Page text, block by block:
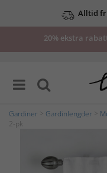
Alltid
20% ekstra
Gardiner Gardinlengder
2-pk